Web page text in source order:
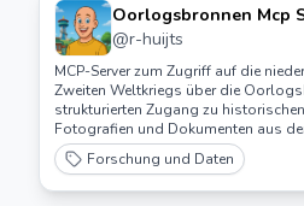
Oorlogsbronnen Mcp
@r-huijts
MCP-Server zum Zugriff auf die
Zweiten Weltkriegs über die
strukturierten Zugang zu
Fotografien und Dokumenten aus
Niederlanden.
Forschung und Daten